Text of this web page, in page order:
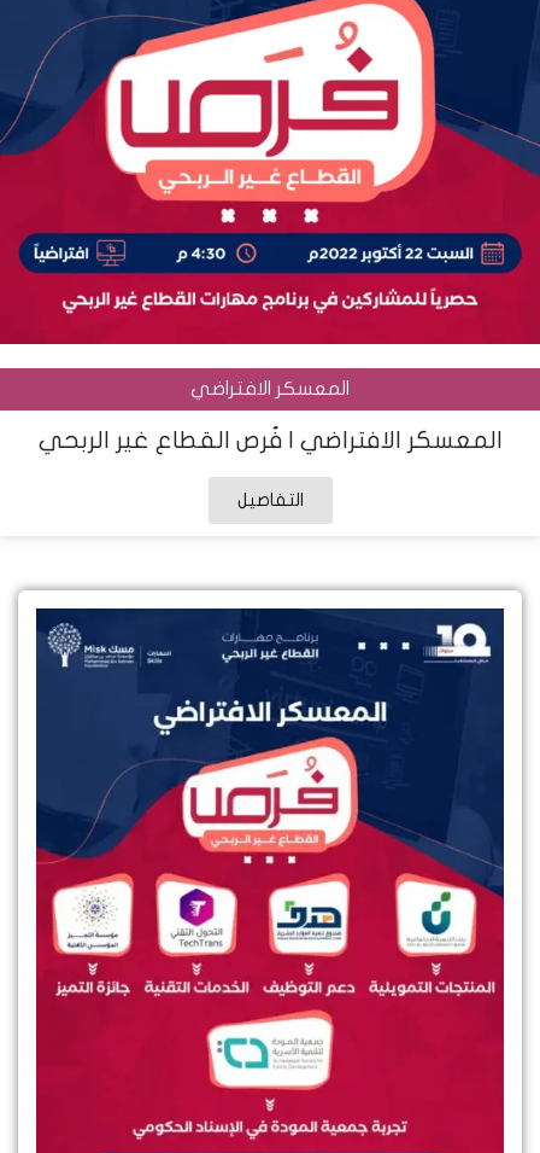
المعسكر الافتراضي
المعسكر الافتراضي | فُرص القطاع غير الربحي
التفاصيل